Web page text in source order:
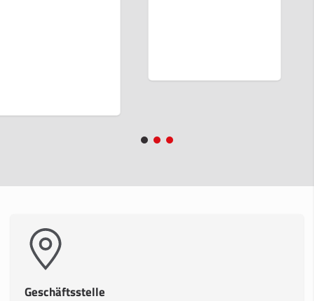
Geschäftsstelle